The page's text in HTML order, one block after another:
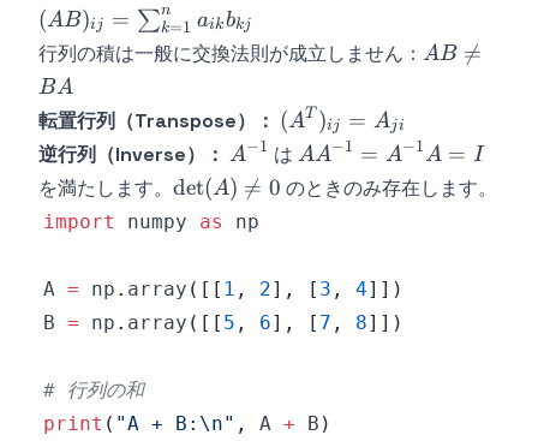
(AB)_{ij} =
\sum_{k=1}^{n}
a_{ik} b_{kj}
(A B)ij = ∑k=1
n aikbkj
行列の積は一般に交換法則が成立しません： AB
A B 
=
BA
転置行列（Transpose）： (A^T)_{ij}
= A_{ji}
(AT )ij = Aji
逆行列（Inverse）： A^{-1}
A−1 は AA^{-1}
=
A^{-1}A
A A−1 = A−1 A = I
を満たします。 \det(A)
\neq 0
det(A) 
= 0 のときのみ存在します。
import numpy as
A = np . array ( [ [ 1 , 2] , [ 3 , 4] ] )
B = np . array ( [ [ 5 , 6] , [ 7 , 8] ] )
# 行列の和
print ( "A + B:\n" , A + B )